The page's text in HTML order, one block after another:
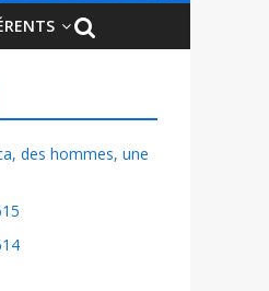
des hommes, une